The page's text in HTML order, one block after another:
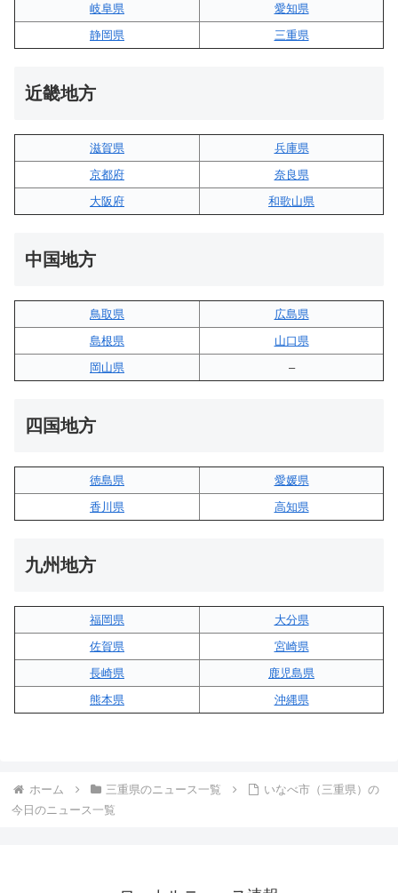
岐阜県
愛知県
静岡県
三重県
近畿地方
滋賀県
兵庫県
京都府
奈良県
大阪府
和歌山県
中国地方
鳥取県
広島県
島根県
山口県
岡山県
–
四国地方
徳島県
愛媛県
香川県
高知県
九州地方
福岡県
大分県
佐賀県
宮崎県
長崎県
鹿児島県
熊本県
沖縄県
ホーム 三重県のニュース一覧
いなべ市（三重県）の
今日のニュース一覧